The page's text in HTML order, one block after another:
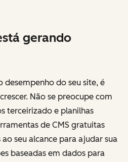
gerando
desempenho do seu site, é
Não se preocupe com
terceirizado e planilhas
de CMS gratuitas
seu alcance para ajudar sua
baseadas em dados para